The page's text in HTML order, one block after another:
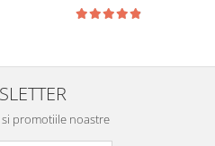
promotiile noastre